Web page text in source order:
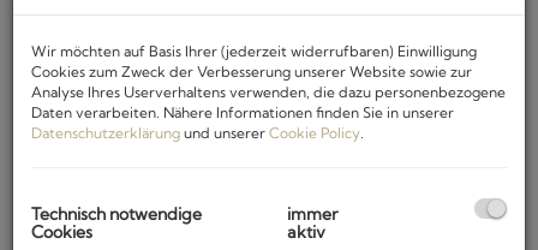
Beschreibung
In einer seltenen und privilegierten Lage an der Westküste
harmonische Verbindung aus Eleganz, Privatsphäre und
der authentischen Schönheit der istrischen Landschaft.
Wir möchten auf Basis Ihrer (jederzeit widerrufbaren) Einwilligung
Cookies zum Zweck der Verbesserung unserer Website sowie zur
Analyse Ihres Userverhaltens verwenden, die dazu personenbezogene
Daten verarbeiten. Nähere Informationen finden Sie in unserer
Datenschutzerklärung und unserer Cookie Policy.
Technisch notwendige
Cookies
immer
aktiv